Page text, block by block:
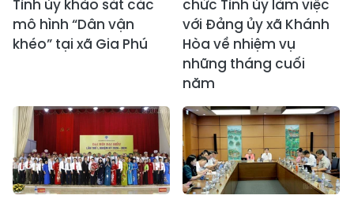
Tỉnh ủy khảo sát các
mô hình “Dân vận
khéo” tại xã Gia Phú
chức Tỉnh ủy làm việc
với Đảng ủy xã Khánh
Hòa về nhiệm vụ
những tháng cuối
năm